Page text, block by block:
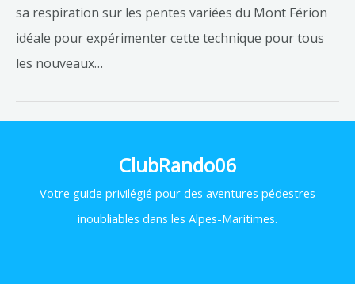
sa respiration sur les pentes variées du Mont Férion
idéale pour expérimenter cette technique pour tous
les nouveaux…
ClubRando06
Votre guide privilégié pour des aventures pédestres
inoubliables dans les Alpes-Maritimes.